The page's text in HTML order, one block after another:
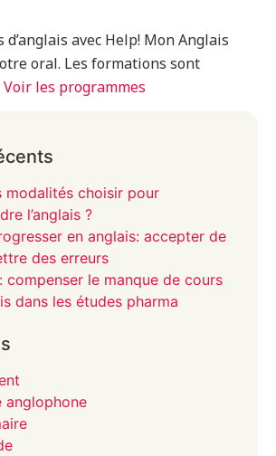
d’anglais avec Help! Mon Anglais
oral. Les formations sont
Voir les programmes
modalités choisir pour
l’anglais ?
en anglais: accepter de
des erreurs
compenser le manque de cours
dans les études pharma
anglophone